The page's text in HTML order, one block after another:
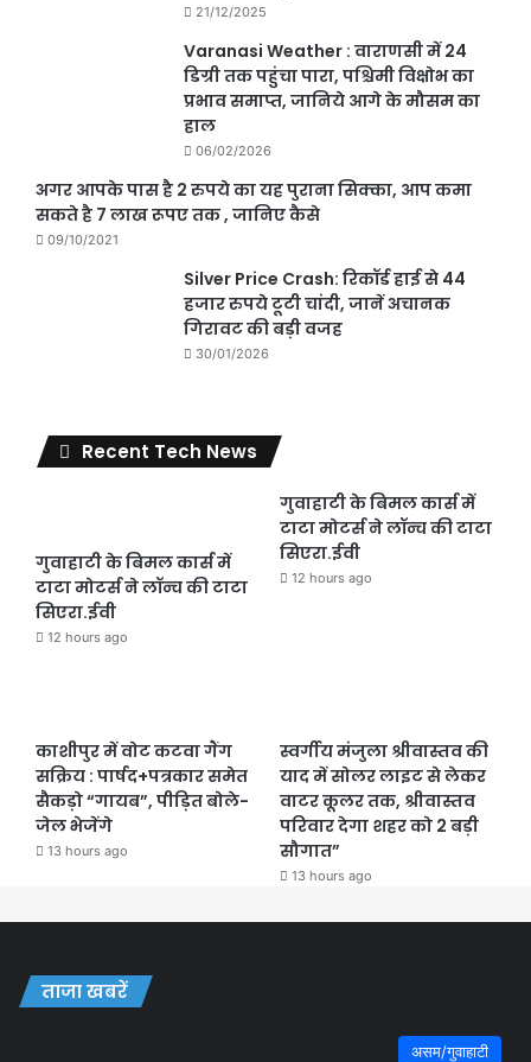
21/12/2025
Varanasi Weather : वाराणसी में 24
डिग्री तक पहुंचा पारा, पश्चिमी विक्षोभ का
प्रभाव समाप्त, जानिये आगे के मौसम का
हाल
06/02/2026
अगर आपके पास है 2 रुपये का यह पुराना सिक्का, आप कमा
सकते है 7 लाख रूपए तक , जानिए कैसे
09/10/2021
Silver Price Crash: रिकॉर्ड हाई से 44
हजार रुपये टूटी चांदी, जानें अचानक
गिरावट की बड़ी वजह
30/01/2026
Recent Tech News
गुवाहाटी के बिमल कार्स में
टाटा मोटर्स ने लॉन्च की टाटा
सिएरा.ईवी
12 hours ago
गुवाहाटी के बिमल कार्स में
टाटा मोटर्स ने लॉन्च की टाटा
सिएरा.ईवी
12 hours ago
काशीपुर में वोट कटवा गैंग
सक्रिय : पार्षद+पत्रकार समेत
सैकड़ो “गायब”, पीड़ित बोले-
जेल भेजेंगे
13 hours ago
स्वर्गीय मंजुला श्रीवास्तव की
याद में सोलर लाइट से लेकर
वाटर कूलर तक, श्रीवास्तव
परिवार देगा शहर को 2 बड़ी
सौगात”
13 hours ago
ताजा खबरें
असम/गुवाहाटी